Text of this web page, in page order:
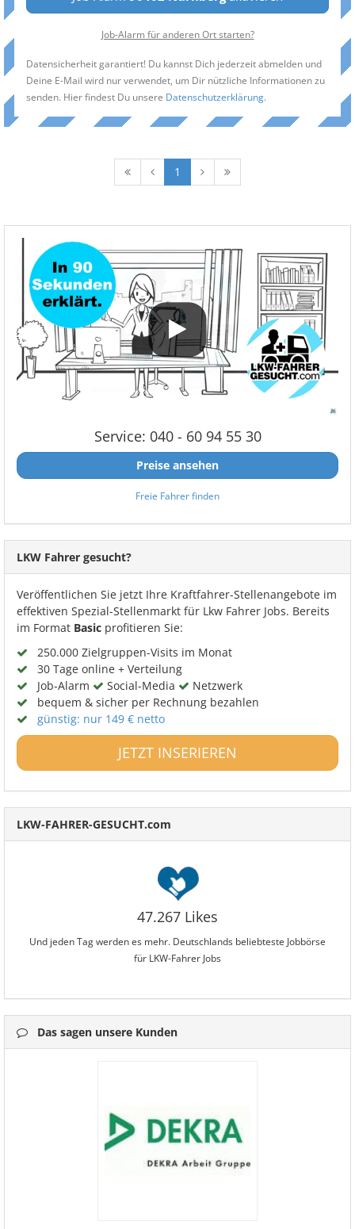
Job-Alarm für anderen Ort starten?
Datensicherheit garantiert! Du kannst Dich jederzeit abmelden und
Deine E-Mail wird nur verwendet, um Dir nützliche Informationen zu
senden. Hier findest Du unsere Datenschutzerklärung.
1
Service: 040 - 60 94 55 30
Preise ansehen
Freie Fahrer finden
LKW Fahrer gesucht?
Veröffentlichen Sie jetzt Ihre Kraftfahrer-Stellenangebote im
effektiven Spezial-Stellenmarkt für Lkw Fahrer Jobs. Bereits
im Format Basic profitieren Sie:
250.000 Zielgruppen-Visits im Monat
30 Tage online + Verteilung
Job-Alarm
Social-Media
Netzwerk
bequem & sicher per Rechnung bezahlen
günstig: nur 149 € netto
JETZT INSERIEREN
LKW-FAHRER-GESUCHT.com
47.267 Likes
Und jeden Tag werden es mehr. Deutschlands beliebteste Jobbörse
für LKW-Fahrer Jobs
Das sagen unsere Kunden